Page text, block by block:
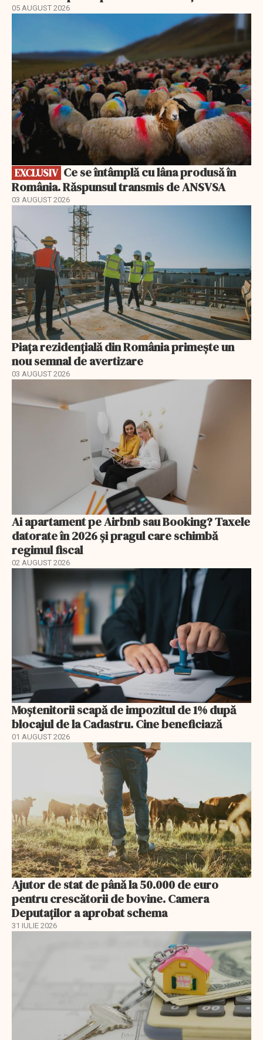
05 AUGUST 2026
EXCLUSIV
România. Răspunsul transmis de ANSVSA
03 AUGUST 2026
Piața rezidențială din România primește un
nou semnal de avertizare
03 AUGUST 2026
Ai apartament pe Airbnb sau Booking? Taxele
datorate în 2026 și pragul care schimbă
regimul fiscal
02 AUGUST 2026
Moștenitorii scapă de impozitul de 1% după
blocajul de la Cadastru. Cine beneficiază
01 AUGUST 2026
Ajutor de stat de până la 50.000 de euro
pentru crescătorii de bovine. Camera
Deputaților a aprobat schema
31 IULIE 2026